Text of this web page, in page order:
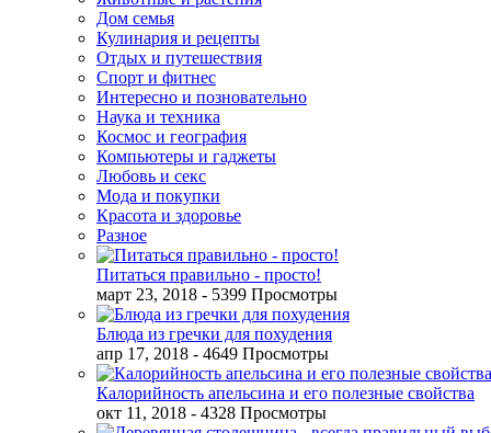
Дом семья
Кулинария и рецепты
Отдых и путешествия
Спорт и фитнес
Интересно и позновательно
Наука и техника
Космос и география
Компьютеры и гаджеты
Любовь и секс
Мода и покупки
Красота и здоровье
Разное
Питаться правильно - просто!
март 23, 2018 - 5399 Просмотры
Блюда из гречки для похудения
апр 17, 2018 - 4649 Просмотры
Калорийность апельсина и его полезные свойства
окт 11, 2018 - 4328 Просмотры